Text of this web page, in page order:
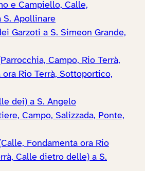
e Campiello, Calle,
S. Apollinare
Garzoti a S. Simeon Grande,
Campo, Rio Terrà,
ora Rio Terrà, Sottoportico,
dei) a S. Angelo
Campo, Salizzada, Ponte,
Fondamenta ora Rio
Calle dietro delle) a S.